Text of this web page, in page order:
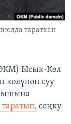
тараткан
Ысык-Көл
көлүнөн суу
таратып, соңку